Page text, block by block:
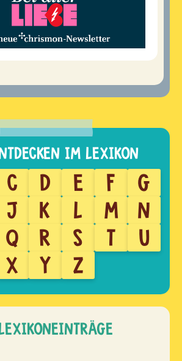
C D E F
G
J K L M
N
Q R S T
U
X Y Z